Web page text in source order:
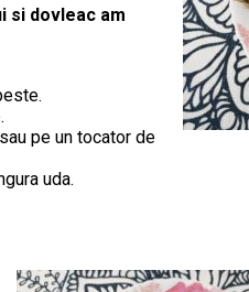
si dovleac am
pe un tocator de
uda.